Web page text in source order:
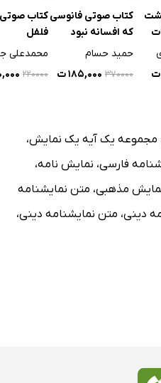
کتاب صوتی فانوسی
که افسانه نبود
حمید حسام
۳۷۰۰۰۰ ۱۸۵,۰۰۰ ت
کتاب
فلفل
محمدعلی
۲۲۰۰۰۰
مجموعه یک آیه یک نمایش،
فارسی، نمایش نامه،
مذهبی، متن نمایشنامه
دینی، متن نمایشنامه دینی،